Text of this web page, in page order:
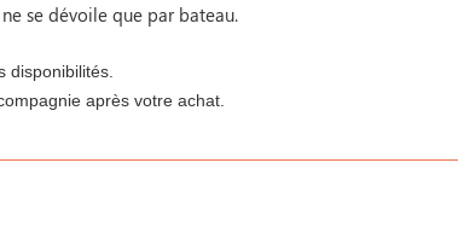
se dévoile que par bateau.
disponibilités.
après votre achat.